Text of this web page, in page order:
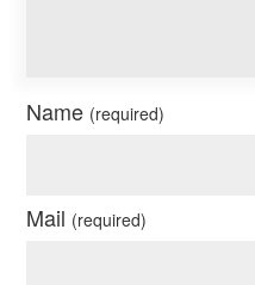
Name (required)
Mail (required)